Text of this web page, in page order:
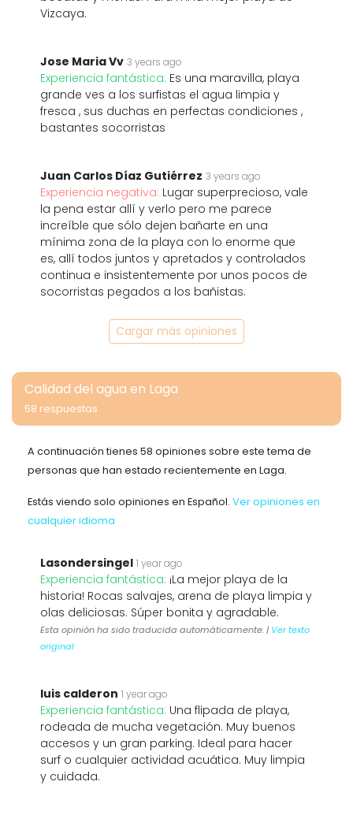
Vizcaya.
Jose Maria Vv 3 years ago
Experiencia fantástica: Es una maravilla, playa
grande ves a los surfistas el agua limpia y
fresca , sus duchas en perfectas condiciones ,
bastantes socorristas
Juan Carlos Díaz Gutiérrez 3 years ago
Experiencia negativa: Lugar superprecioso, vale
la pena estar allí y verlo pero me parece
increíble que sólo dejen bañarte en una
mínima zona de la playa con lo enorme que
es, allí todos juntos y apretados y controlados
continua e insistentemente por unos pocos de
socorristas pegados a los bañistas.
Cargar más opiniones
Calidad del agua en Laga
58 respuestas
A continuación tienes 58 opiniones sobre este tema de
personas que han estado recientemente en Laga.
Estás viendo solo opiniones en Español. Ver opiniones en
cualquier idioma
Lasondersingel 1 year ago
Experiencia fantástica: ¡La mejor playa de la
historia! Rocas salvajes, arena de playa limpia y
olas deliciosas. Súper bonita y agradable.
Esta opinión ha sido traducida automáticamente. | Ver texto
original
luis calderon 1 year ago
Experiencia fantástica: Una flipada de playa,
rodeada de mucha vegetación. Muy buenos
accesos y un gran parking. Ideal para hacer
surf o cualquier actividad acuática. Muy limpia
y cuidada.